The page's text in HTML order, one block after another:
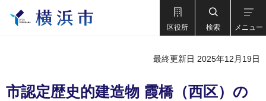
区役所 検索 メニュー
最終更新日 2025年12月19日
市認定歴史的建造物 霞橋（西区）の